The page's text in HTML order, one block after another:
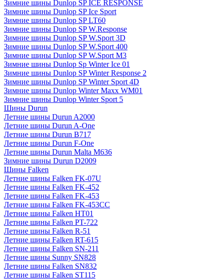
Зимние шины Dunlop SP ICE RESPONSE
Зимние шины Dunlop SP Ice Sport
Зимние шины Dunlop SP LT60
Зимние шины Dunlop SP W.Response
Зимние шины Dunlop SP W.Sport 3D
Зимние шины Dunlop SP W.Sport 400
Зимние шины Dunlop SP W.Sport M3
Зимние шины Dunlop Sp Winter Ice 01
Зимние шины Dunlop SP Winter Response 2
Зимние шины Dunlop SP Winter Sport 4D
Зимние шины Dunlop Winter Maxx WM01
Зимние шины Dunlop Winter Sport 5
Шины Durun
Летние шины Durun A2000
Летние шины Durun A-One
Летние шины Durun B717
Летние шины Durun F-One
Летние шины Durun Malta M636
Зимние шины Durun D2009
Шины Falken
Летние шины Falken FK-07U
Летние шины Falken FK-452
Летние шины Falken FK-453
Летние шины Falken FK-453CC
Летние шины Falken HT01
Летние шины Falken PT-722
Летние шины Falken R-51
Летние шины Falken RT-615
Летние шины Falken SN-211
Летние шины Sunny SN828
Летние шины Falken SN832
Летние шины Falken ST115